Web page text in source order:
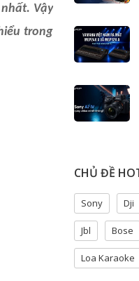
Vậy
trong
CHỦ ĐỀ
Sony Dji
Jbl Bose
Loa Karaoke